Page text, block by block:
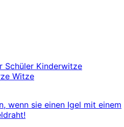
Schüler Kinderwitze
Witze
wenn sie einen Igel mit einem